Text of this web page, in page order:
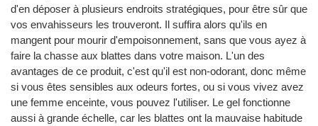
d'en déposer à plusieurs endroits stratégiques, pour être sûr que
vos envahisseurs les trouveront. Il suffira alors qu'ils en
mangent pour mourir d'empoisonnement, sans que vous ayez à
faire la chasse aux blattes dans votre maison. L'un des
avantages de ce produit, c'est qu'il est non-odorant, donc même
si vous êtes sensibles aux odeurs fortes, ou si vous vivez avez
une femme enceinte, vous pouvez l'utiliser. Le gel fonctionne
aussi à grande échelle, car les blattes ont la mauvaise habitude